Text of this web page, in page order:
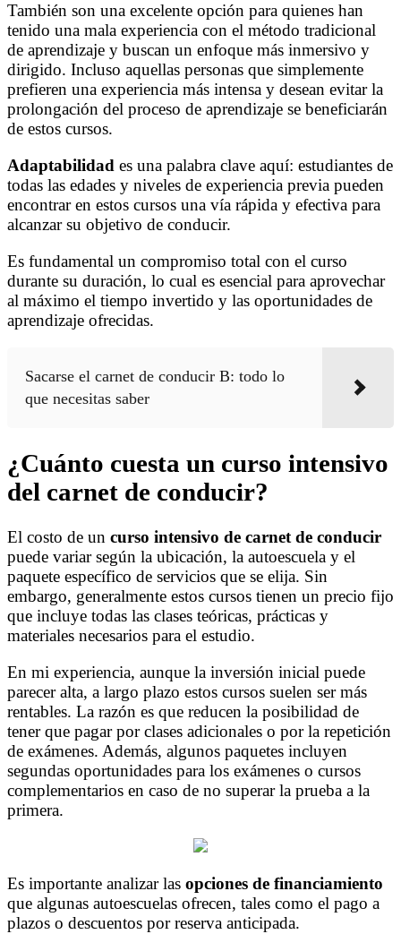
También son una excelente opción para quienes han
tenido una mala experiencia con el método tradicional
de aprendizaje y buscan un enfoque más inmersivo y
dirigido. Incluso aquellas personas que simplemente
prefieren una experiencia más intensa y desean evitar la
prolongación del proceso de aprendizaje se beneficiarán
de estos cursos.
Adaptabilidad es una palabra clave aquí: estudiantes de
todas las edades y niveles de experiencia previa pueden
encontrar en estos cursos una vía rápida y efectiva para
alcanzar su objetivo de conducir.
Es fundamental un compromiso total con el curso
durante su duración, lo cual es esencial para aprovechar
al máximo el tiempo invertido y las oportunidades de
aprendizaje ofrecidas.
Sacarse el carnet de conducir B: todo lo
que necesitas saber
¿Cuánto cuesta un curso intensivo
del carnet de conducir?
El costo de un curso intensivo de carnet de conducir
puede variar según la ubicación, la autoescuela y el
paquete específico de servicios que se elija. Sin
embargo, generalmente estos cursos tienen un precio fijo
que incluye todas las clases teóricas, prácticas y
materiales necesarios para el estudio.
En mi experiencia, aunque la inversión inicial puede
parecer alta, a largo plazo estos cursos suelen ser más
rentables. La razón es que reducen la posibilidad de
tener que pagar por clases adicionales o por la repetición
de exámenes. Además, algunos paquetes incluyen
segundas oportunidades para los exámenes o cursos
complementarios en caso de no superar la prueba a la
primera.
Es importante analizar las opciones de financiamiento
que algunas autoescuelas ofrecen, tales como el pago a
plazos o descuentos por reserva anticipada.